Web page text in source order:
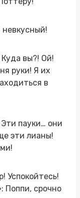
вы?! Ой!
руки! Я их
в
пауки… они
эти лианы!
Успокойтесь!
Поппи, срочно